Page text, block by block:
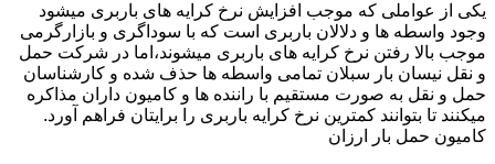
یکی از عواملی که موجب افزایش نرخ کرایه های باربری میشود
وجود واسطه ها و دلالان باربری است که با سوداگری و بازارگرمی
موجب بالا رفتن نرخ کرایه های باربری میشوند،اما در شرکت حمل
و نقل نیسان بار سبلان تمامی واسطه ها حذف شده و کارشناسان
حمل و نقل به صورت مستقیم با راننده ها و کامیون داران مذاکره
میکنند تا بتوانند کمترین نرخ کرایه باربری را برایتان فراهم آورد.
کامیون حمل بار ارزان